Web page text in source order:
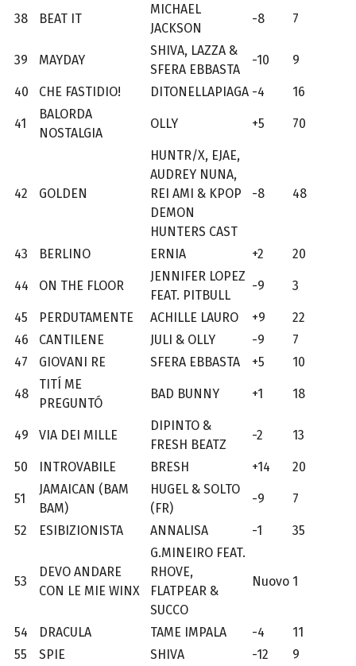
38 BEAT IT
MICHAEL
JACKSON
-8 7
39 MAYDAY
SHIVA, LAZZA &
SFERA EBBASTA
-10 9
40 CHE FASTIDIO! DITONELLAPIAGA -4 16
41
BALORDA
NOSTALGIA
OLLY +5 70
42 GOLDEN
HUNTR/X, EJAE,
AUDREY NUNA,
REI AMI & KPOP
DEMON
HUNTERS CAST
-8 48
43 BERLINO ERNIA +2 20
44 ON THE FLOOR
JENNIFER LOPEZ
FEAT. PITBULL
-9 3
45 PERDUTAMENTE ACHILLE LAURO +9
22
46
CANTILENE JULI & OLLY -9
7
47
GIOVANI RE SFERA EBBASTA +5 10
48
TITÍ ME
PREGUNTÓ
BAD BUNNY +1 18
49 VIA DEI MILLE
DIPINTO &
FRESH BEATZ
-2 13
50 INTROVABILE BRESH +14 20
51
JAMAICAN (BAM
BAM)
HUGEL & SOLTO
(FR)
-9 7
52 ESIBIZIONISTA ANNALISA -1 35
53
DEVO ANDARE
CON LE MIE WINX
G.MINEIRO FEAT.
RHOVE,
FLATPEAR &
SUCCO
Nuovo 1
54 DRACULA TAME IMPALA -4
11
55
SPIE SHIVA -12 9